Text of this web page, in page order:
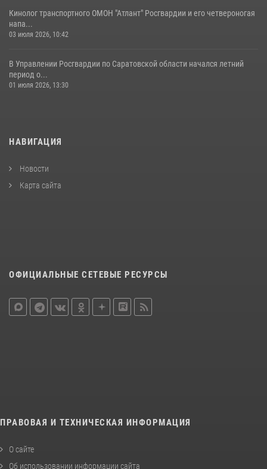
Кинолог транспортного ОМОН "Атлант" Росгвардии и его четвероногая
напа...
03 июля 2026, 10:42
В Управлении Росгвардии по Саратовской области начался летний
период о...
01 июля 2026, 13:30
НАВИГАЦИЯ
Новости
Карта сайта
ОФИЦИАЛЬНЫЕ СЕТЕВЫЕ РЕСУРСЫ
ПРАВОВАЯ И ТЕХНИЧЕСКАЯ ИНФОРМАЦИЯ
О сайте
Об использовании информации сайта